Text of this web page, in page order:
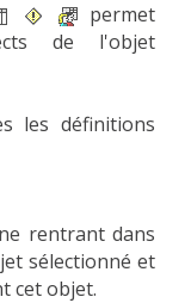
permet
de l'objet
les définitions
rentrant dans
sélectionné et
cet objet.